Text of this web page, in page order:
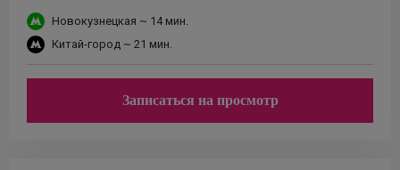
Новокузнецкая ~ 14 мин.
Китай-город ~ 21 мин.
Записаться на просмотр